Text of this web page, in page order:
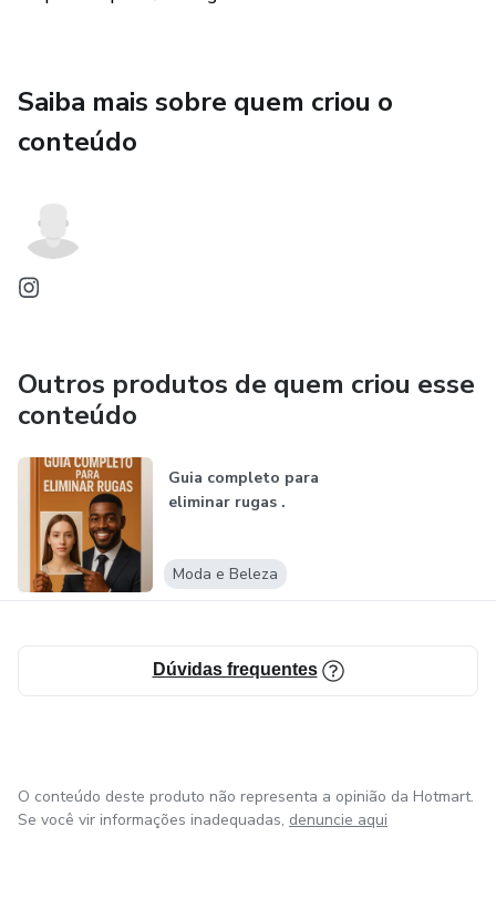
Saiba mais sobre quem criou o
conteúdo
Outros produtos de quem criou esse
conteúdo
Guia completo para
eliminar rugas .
Moda e Beleza
Dúvidas frequentes
O conteúdo deste produto não representa a opinião da Hotmart.
Se você vir informações inadequadas, denuncie aqui